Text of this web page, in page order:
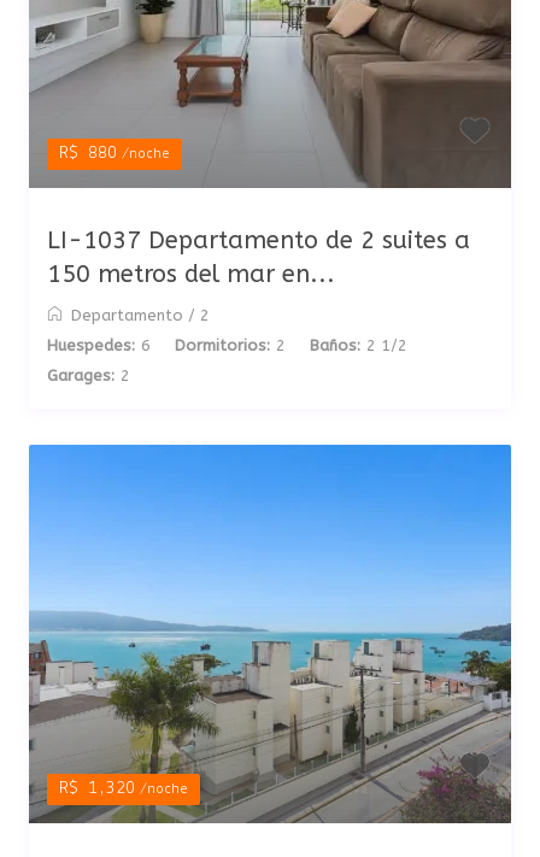
R$ 880/noche
LI-1037 Departamento de 2 suites a
150 metros del mar en...
Departamento / 2
Huespedes: 6 Dormitorios: 2 Baños: 2 1/2
Garages: 2
R$ 1,320/noche